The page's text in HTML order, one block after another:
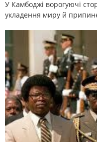
У Камбоджі ворогуючі
укладення миру й